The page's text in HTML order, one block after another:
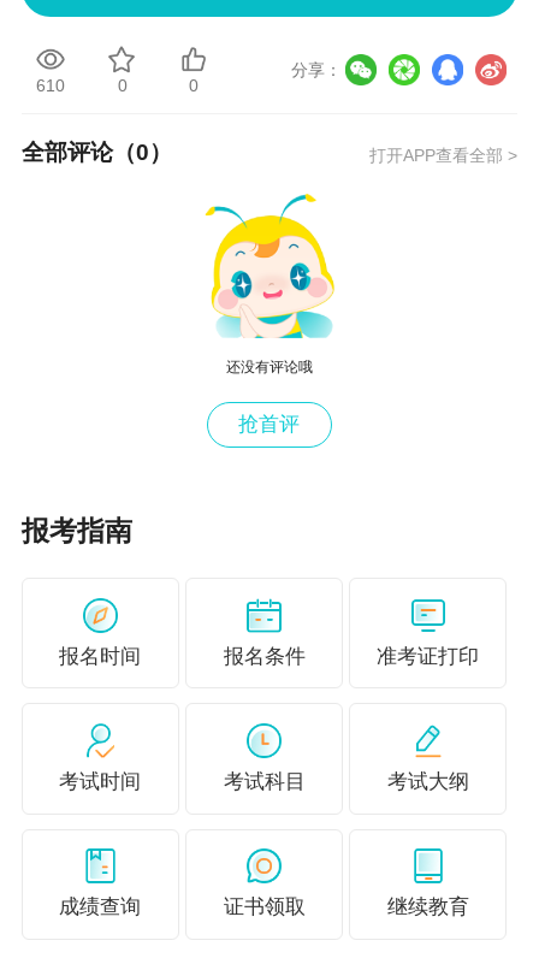
税务师备考冲刺好课—刷题密训班
为帮助大家在短时间内容有效复习，网校推出了
快来冲刺刷题>>
2023税务师强化阶段学习干货汇总
高频考
税一 税二 财会 法律 实务
易错易
混知识
税二
思维导
税一 税二 财会 法律 实务
610 0 0
分享：
全部评论（0） 打开APP查看全部 >
还没有评论哦
抢首评
报考指南
报名时间 报名条件 准考证打印
考试时间 考试科目 考试大纲
成绩查询 证书领取 继续教育